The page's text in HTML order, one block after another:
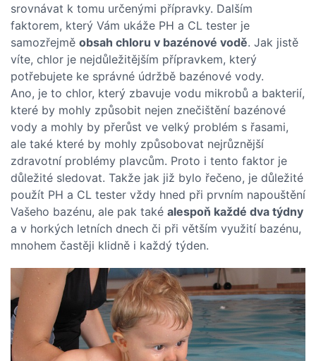
srovnávat k tomu určenými přípravky. Dalším
faktorem, který Vám ukáže PH a CL tester je
samozřejmě obsah chloru v bazénové vodě. Jak jistě
víte, chlor je nejdůležitějším přípravkem, který
potřebujete ke správné údržbě bazénové vody.
Ano, je to chlor, který zbavuje vodu mikrobů a bakterií,
které by mohly způsobit nejen znečištění bazénové
vody a mohly by přerůst ve velký problém s řasami,
ale také které by mohly způsobovat nejrůznější
zdravotní problémy plavcům. Proto i tento faktor je
důležité sledovat. Takže jak již bylo řečeno, je důležité
použít PH a CL tester vždy hned při prvním napouštění
Vašeho bazénu, ale pak také alespoň každé dva týdny
a v horkých letních dnech či při větším využití bazénu,
mnohem častěji klidně i každý týden.